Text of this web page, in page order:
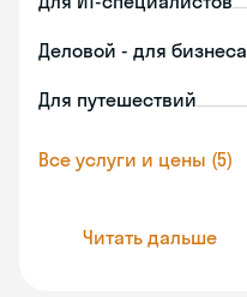
Деловой - для бизнеса
Для путешествий
Все услуги и цены (5)
Читать дальше